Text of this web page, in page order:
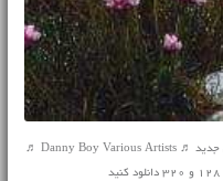
مخاطبین محترم رسانه ی نفیس موزیک آهنگ خارجی جدید ♬ Danny Boy Various Artists ♬